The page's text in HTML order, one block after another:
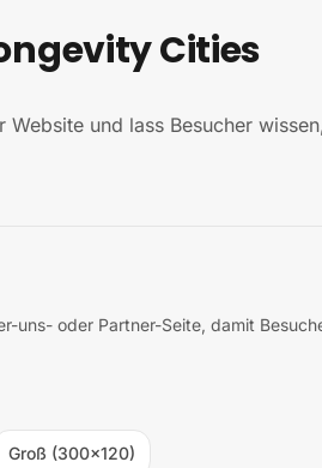
Cities
und lass Besucher
uns- oder Partner-Seite, damit
Groß (300×120)